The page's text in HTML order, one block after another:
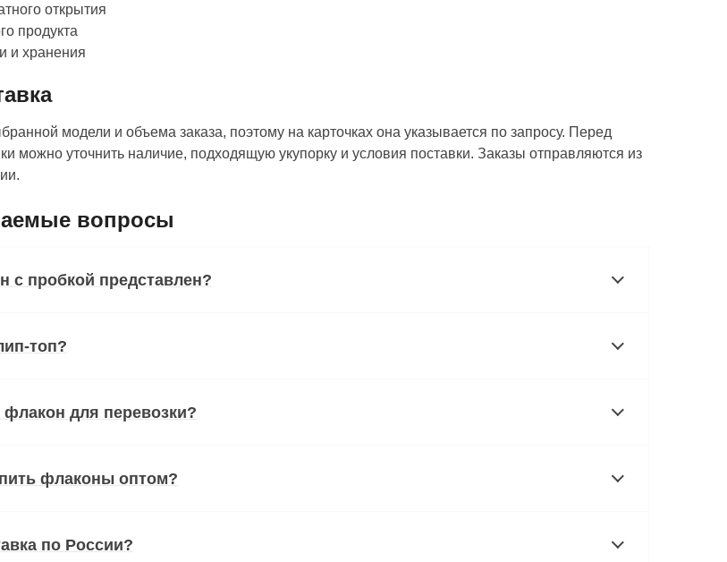
открытия
продукта
и хранения
модели и объема заказа, поэтому на карточках она указывается по запросу. Перед
можно уточнить наличие, подходящую укупорку и условия поставки. Заказы отправляются из
вопросы
с пробкой представлен?
топ?
для перевозки?
флаконы оптом?
по России?